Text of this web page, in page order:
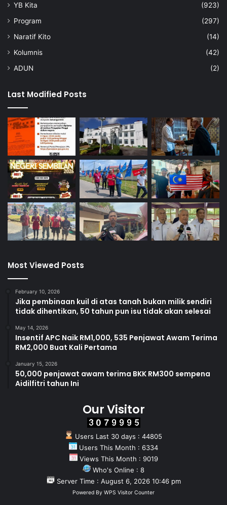
YB Kita
(923)
Program
(297)
Naratif Kito
(14)
Kolumnis
(42)
ADUN
(2)
Last Modified Posts
Most Viewed Posts
February 10, 2026
Jika pembinaan kuil di atas tanah bukan milik sendiri
tidak dihentikan, 50 tahun pun isu tidak akan selesai
May 14, 2026
Insentif APC Naik RM1,000, 535 Penjawat Awam Terima
RM2,000 Buat Kali Pertama
January 15, 2026
50,000 penjawat awam terima BKK RM300 sempena
Aidilfitri tahun Ini
Our Visitor
Users Last 30 days : 44805
Users This Month : 6334
Views This Month : 9019
Who's Online : 8
Server Time : August 6, 2026 10:46 pm
Powered By WPS Visitor Counter